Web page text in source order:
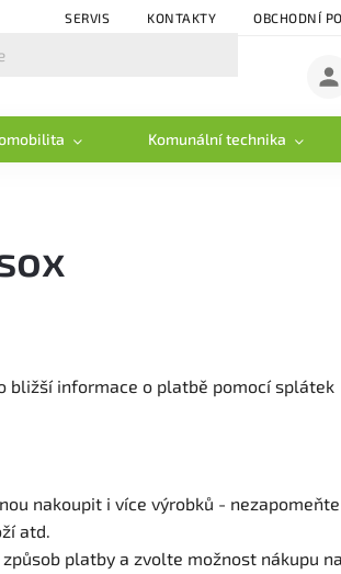
SERVIS KONTAKTY OBCHODNÍ
Komunální technika
bližší informace o platbě pomocí splátek
nakoupit i více výrobků - nezapomeňte
atd.
platby a zvolte možnost nákupu na